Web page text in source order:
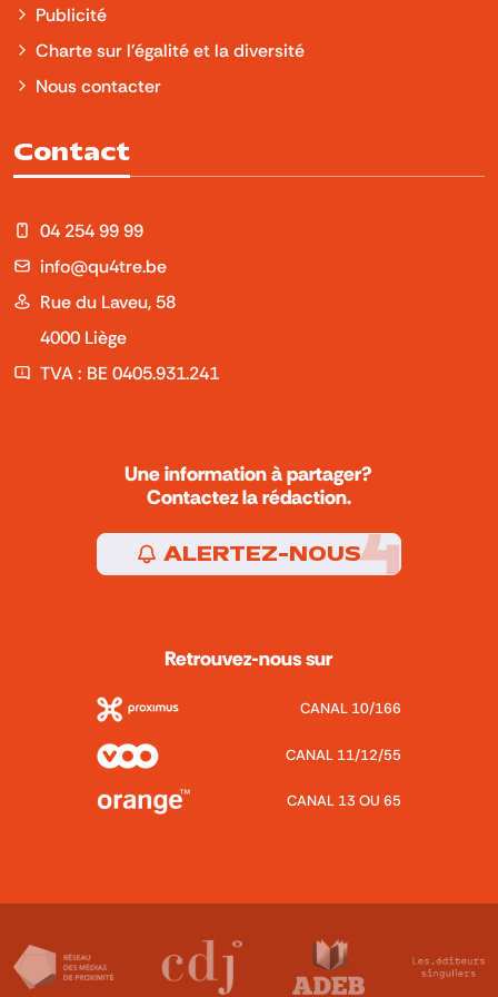
Publicité
Charte sur l'égalité et la diversité
Nous contacter
Contact
04 254 99 99
info@qu4tre.be
Rue du Laveu, 58
4000 Liège
TVA : BE 0405.931.241
Une information à partager?
Contactez la rédaction.
ALERTEZ-NOUS
Retrouvez-nous sur
CANAL 10/166
CANAL 11/12/55
CANAL 13 OU 65